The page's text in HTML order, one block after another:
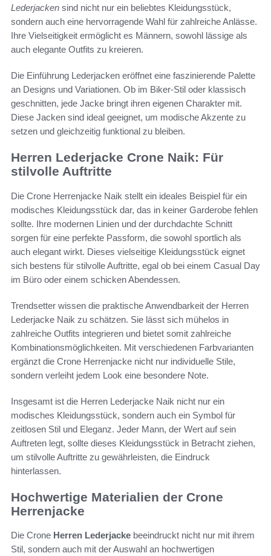
Lederjacken sind nicht nur ein beliebtes Kleidungsstück,
sondern auch eine hervorragende Wahl für zahlreiche Anlässe.
Ihre Vielseitigkeit ermöglicht es Männern, sowohl lässige als
auch elegante Outfits zu kreieren.
Die Einführung Lederjacken eröffnet eine faszinierende Palette
an Designs und Variationen. Ob im Biker-Stil oder klassisch
geschnitten, jede Jacke bringt ihren eigenen Charakter mit.
Diese Jacken sind ideal geeignet, um modische Akzente zu
setzen und gleichzeitig funktional zu bleiben.
Herren Lederjacke Crone Naik: Für
stilvolle Auftritte
Die Crone Herrenjacke Naik stellt ein ideales Beispiel für ein
modisches Kleidungsstück dar, das in keiner Garderobe fehlen
sollte. Ihre modernen Linien und der durchdachte Schnitt
sorgen für eine perfekte Passform, die sowohl sportlich als
auch elegant wirkt. Dieses vielseitige Kleidungsstück eignet
sich bestens für stilvolle Auftritte, egal ob bei einem Casual Day
im Büro oder einem schicken Abendessen.
Trendsetter wissen die praktische Anwendbarkeit der Herren
Lederjacke Naik zu schätzen. Sie lässt sich mühelos in
zahlreiche Outfits integrieren und bietet somit zahlreiche
Kombinationsmöglichkeiten. Mit verschiedenen Farbvarianten
ergänzt die Crone Herrenjacke nicht nur individuelle Stile,
sondern verleiht jedem Look eine besondere Note.
Insgesamt ist die Herren Lederjacke Naik nicht nur ein
modisches Kleidungsstück, sondern auch ein Symbol für
zeitlosen Stil und Eleganz. Jeder Mann, der Wert auf sein
Auftreten legt, sollte dieses Kleidungsstück in Betracht ziehen,
um stilvolle Auftritte zu gewährleisten, die Eindruck
hinterlassen.
Hochwertige Materialien der Crone
Herrenjacke
Die Crone Herren Lederjacke beeindruckt nicht nur mit ihrem
Stil, sondern auch mit der Auswahl an hochwertigen